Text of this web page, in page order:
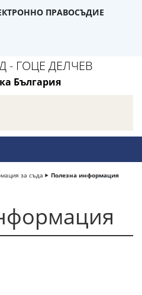
ПРАВОСЪДИЕ
- ГОЦЕ ДЕЛЧЕВ
България
за съда Полезна информация